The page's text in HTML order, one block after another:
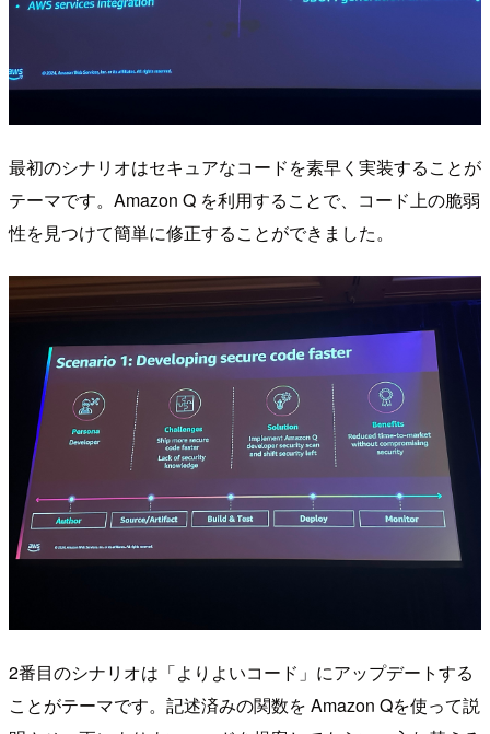
最初のシナリオはセキュアなコードを素早く実装することが
テーマです。Amazon Q を利用することで、コード上の脆弱
性を見つけて簡単に修正することができました。
2番目のシナリオは「よりよいコード」にアップデートする
ことがテーマです。記述済みの関数を Amazon Qを使って説